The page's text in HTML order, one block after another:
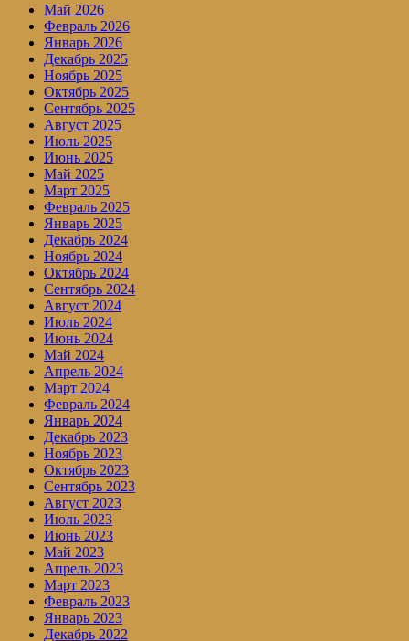
Май 2026
Февраль 2026
Январь 2026
Декабрь 2025
Ноябрь 2025
Октябрь 2025
Сентябрь 2025
Август 2025
Июль 2025
Июнь 2025
Май 2025
Март 2025
Февраль 2025
Январь 2025
Декабрь 2024
Ноябрь 2024
Октябрь 2024
Сентябрь 2024
Август 2024
Июль 2024
Июнь 2024
Май 2024
Апрель 2024
Март 2024
Февраль 2024
Январь 2024
Декабрь 2023
Ноябрь 2023
Октябрь 2023
Сентябрь 2023
Август 2023
Июль 2023
Июнь 2023
Май 2023
Апрель 2023
Март 2023
Февраль 2023
Январь 2023
Декабрь 2022